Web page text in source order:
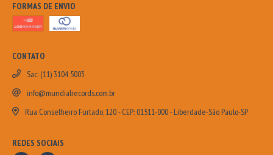
FORMAS DE ENVIO
CONTATO
Sac: (11) 3104 5003
info@mundialrecords.com.br
Rua Conselheiro Furtado, 120 - CEP: 01511-000 - Liberdade-São Paulo-SP
REDES SOCIAIS